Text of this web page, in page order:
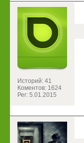
Историй: 41
Коментов: 1624
Рег: 5.01.2015